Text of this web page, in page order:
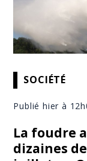
SOCIÉTÉ
Publié hier à
La foudre
dizaines